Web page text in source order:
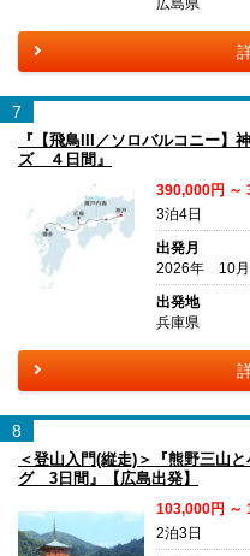
広島県
7
『【飛鳥III／ソロバルコニー】
ズ ４日間』
390,000円 ～
3泊4日
出発月
2026年 10月
出発地
兵庫県
8
＜登山入門(縦走)＞『熊野三山
グ 3日間』【広島出発】
103,000円 ～
2泊3日